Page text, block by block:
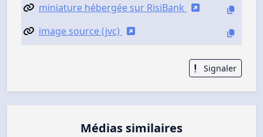
miniature hébergée sur RisiBank
image source (jvc)
Signaler
Médias similaires